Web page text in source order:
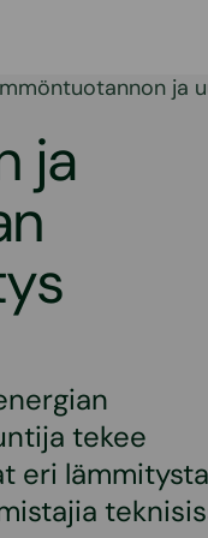
ja
ja
tekee
eri